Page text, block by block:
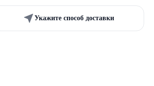
Укажите способ доставки